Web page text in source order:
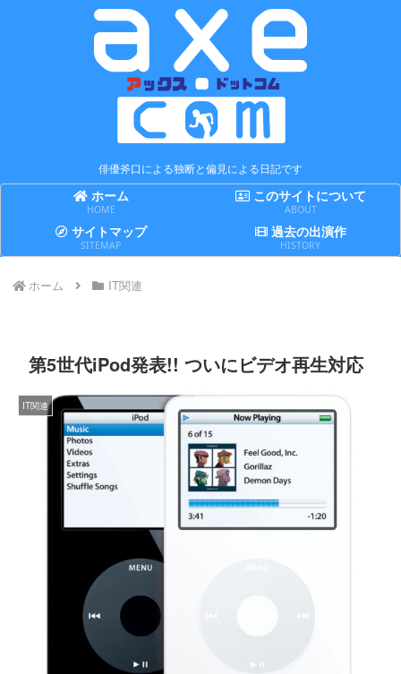
俳優斧口による独断と偏見による日記です
ホーム
HOME
このサイトについて
ABOUT
サイトマップ
SITEMAP
過去の出演作
HISTORY
ホーム IT関連
第5世代iPod発表!! ついにビデオ再生対応
IT関連